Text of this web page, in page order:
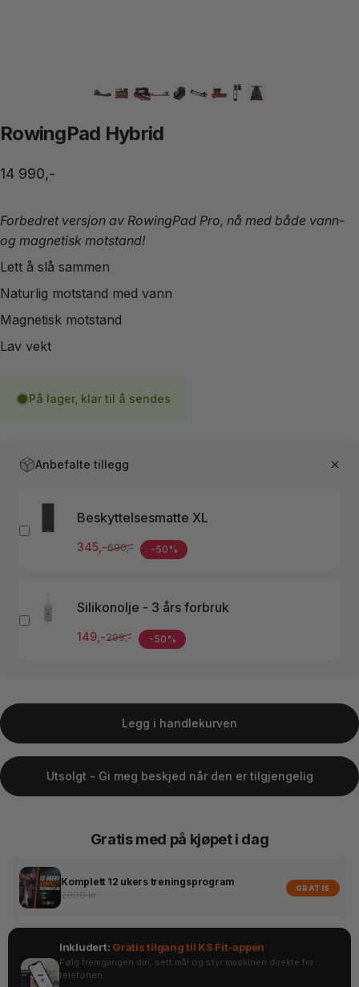
RowingPad Hybrid
14 990,-
Forbedret versjon av RowingPad Pro, nå med både vann-
og magnetisk motstand!
Lett å slå sammen
Naturlig motstand med vann
Magnetisk motstand
Lav vekt
På lager, klar til å sendes
Anbefalte tillegg
Beskyttelsesmatte XL
Salgspris
345,-
Ordinær pris
690,- -50%
Silikonolje - 3 års forbruk
Salgspris
149,-
Ordinær pris
299,- -50%
Legg i handlekurven
Utsolgt - Gi meg beskjed når den er tilgjengelig
Gratis med på kjøpet i dag
Komplett 12 ukers treningsprogram
2990 kr
GRATIS
Inkludert: Gratis tilgang til KS Fit-appen
Følg fremgangen din, sett mål og styr maskinen direkte fra
telefonen.